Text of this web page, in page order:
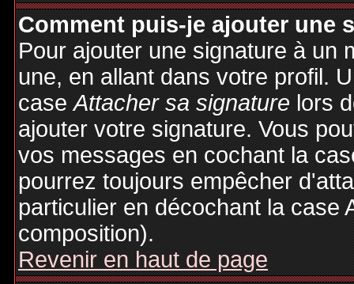
Comment puis-je ajouter une
Pour ajouter une signature à un
une, en allant dans votre profil.
caseAttacher sa signaturelors
ajouter votre signature. Vous
vos messages en cochant la
pourrez toujours empêcher
particulier en décochant la case
composition).
Revenir en haut de page